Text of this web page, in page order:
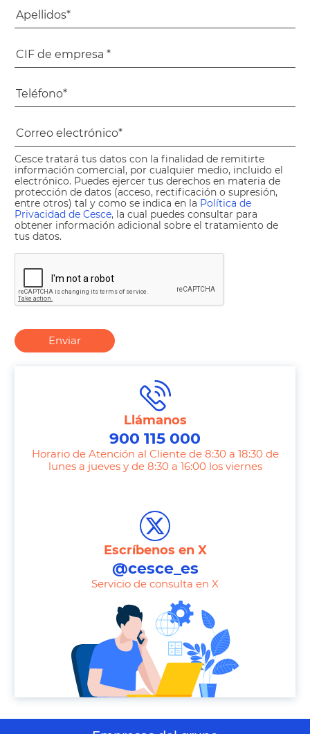
Llámanos
900 115 000
Horario de Atención al Cliente de 8:30 a 18:30 de
lunes a jueves y de 8:30 a 16:00 los viernes
Escríbenos en X
@cesce_es
Servicio de consulta en X
Cesce tratará tus datos con la finalidad de remitirte
información comercial, por cualquier medio, incluido el
electrónico. Puedes ejercer tus derechos en materia de
protección de datos (acceso, rectificación o supresión,
entre otros) tal y como se indica en la Política de
Privacidad de Cesce, la cual puedes consultar para
obtener información adicional sobre el tratamiento de
tus datos.
Enviar